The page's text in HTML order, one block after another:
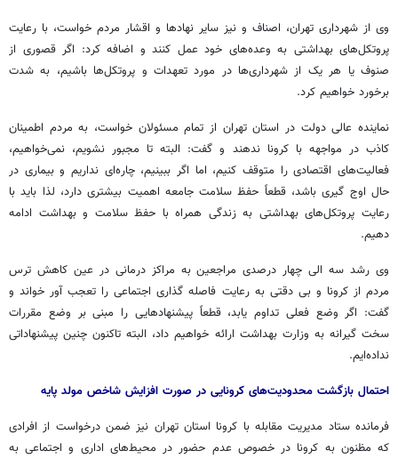
وی از شهرداری تهران، اصناف و نیز سایر نهادها و اقشار مردم خواست، با رعایت
پروتکل‌های بهداشتی به وعده‌های خود عمل کنند و اضافه کرد: اگر قصوری از
صنوف یا هر یک از شهرداری‌ها در مورد تعهدات و پروتکل‌ها باشیم، به شدت
برخورد خواهیم کرد.
نماینده عالی دولت در استان تهران از تمام مسئولان خواست، به مردم اطمینان
کاذب در مواجهه با کرونا ندهند و گفت: البته تا مجبور نشویم، نمی‌خواهیم،
فعالیت‌های اقتصادی را متوقف کنیم، اما اگر ببینیم، چاره‌ای نداریم و بیماری در
حال اوج گیری باشد، قطعاً حفظ سلامت جامعه اهمیت بیشتری دارد، لذا باید با
رعایت پروتکل‌های بهداشتی به زندگی همراه با حفظ سلامت و بهداشت ادامه
دهیم.
وی رشد سه الی چهار درصدی مراجعین به مراکز درمانی در عین کاهش ترس
مردم از کرونا و بی دقتی به رعایت فاصله گذاری اجتماعی را تعجب آور خواند و
گفت: اگر وضع فعلی تداوم یابد، قطعاً پیشنهادهایی را مبنی بر وضع مقررات
سخت گیرانه به وزارت بهداشت ارائه خواهیم داد، البته تاکنون چنین پیشنهاداتی
نداده‌ایم.
احتمال بازگشت محدودیت‌های کرونایی در صورت افزایش شاخص مولد پایه
فرمانده ستاد مدیریت مقابله با کرونا استان تهران نیز ضمن درخواست از افرادی
که مظنون به کرونا در خصوص عدم حضور در محیط‌های اداری و اجتماعی به